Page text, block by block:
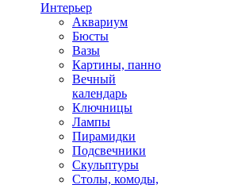
Интерьер
Аквариум
Бюсты
Вазы
Картины, панно
Вечный
календарь
Ключницы
Лампы
Пирамидки
Подсвечники
Скульптуры
Столы, комоды,